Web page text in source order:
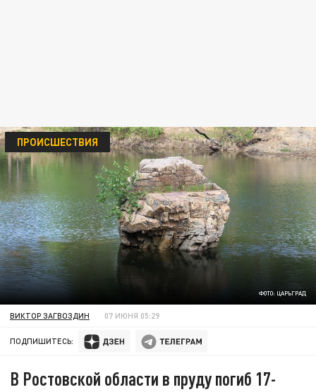
ФОТО: ЦАРЬГРАД
ПРОИСШЕСТВИЯ
ВИКТОР ЗАГВОЗДИН 07 ИЮНЯ 05:29
ПОДПИШИТЕСЬ:
В Ростовской области в пруду погиб 17-